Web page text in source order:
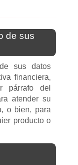
de sus
sus datos
financiera,
párrafo del
atender su
o bien, para
producto o